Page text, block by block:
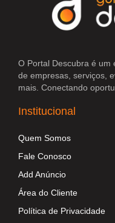
O Portal Descubra é um
de empresas, serviços,
mais. Conectando
Institucional
Quem Somos
Fale Conosco
Add Anúncio
Área do Cliente
Política de Privacidade